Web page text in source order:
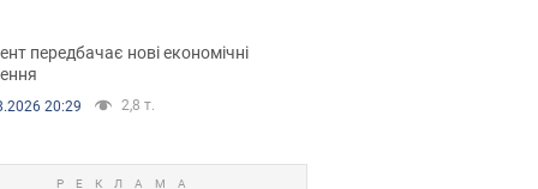
передбачає нові економічні
20:29 2,8 т.